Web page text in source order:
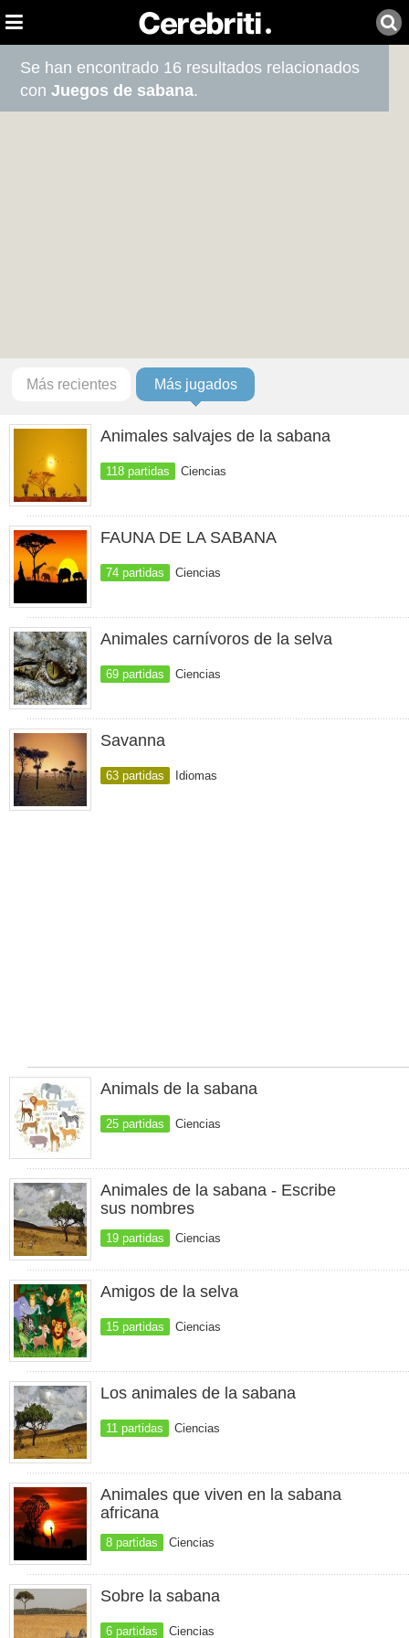
Se han encontrado 16 resultados relacionados
conJuegos de sabana.
Más recientes Más jugados
Animales salvajes de la sabana
118 partidas Ciencias
FAUNA DE LA SABANA
74 partidas Ciencias
Animales carnívoros de la selva
69 partidas Ciencias
Savanna
63 partidas Idiomas
Animals de la sabana
25 partidas Ciencias
Animales de la sabana - Escribe
sus nombres
19 partidas Ciencias
Amigos de la selva
15 partidas Ciencias
Los animales de la sabana
11 partidas Ciencias
Animales que viven en la sabana
africana
8 partidas Ciencias
Sobre la sabana
6 partidas Ciencias